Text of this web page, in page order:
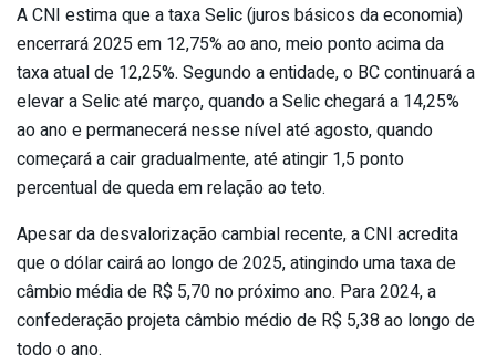
A CNI estima que a taxa Selic (juros básicos da economia)
encerrará 2025 em 12,75% ao ano, meio ponto acima da
taxa atual de 12,25%. Segundo a entidade, o BC continuará a
elevar a Selic até março, quando a Selic chegará a 14,25%
ao ano e permanecerá nesse nível até agosto, quando
começará a cair gradualmente, até atingir 1,5 ponto
percentual de queda em relação ao teto.
Apesar da desvalorização cambial recente, a CNI acredita
que o dólar cairá ao longo de 2025, atingindo uma taxa de
câmbio média de R$ 5,70 no próximo ano. Para 2024, a
confederação projeta câmbio médio de R$ 5,38 ao longo de
todo o ano.